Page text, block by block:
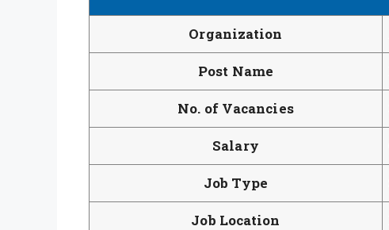
Organization
Post Name
No. of Vacancies
Salary
Job Type
Job Location